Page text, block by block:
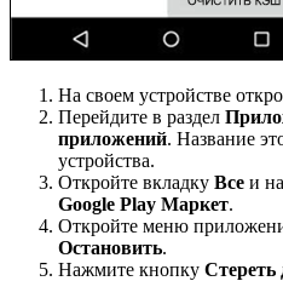
На своем устройстве
Перейдите в раздел
приложений. Название
устройства.
Откройте вкладку Все и
Google Play Маркет.
Откройте меню
Остановить.
Нажмите кнопку Стереть